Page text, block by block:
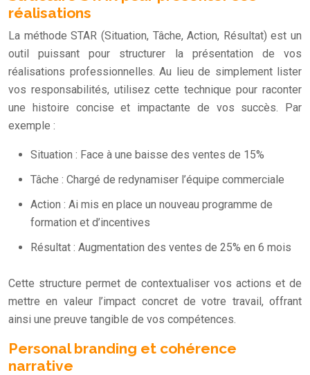
réalisations
La méthode STAR (Situation, Tâche, Action, Résultat) est un
outil puissant pour structurer la présentation de vos
réalisations professionnelles. Au lieu de simplement lister
vos responsabilités, utilisez cette technique pour raconter
une histoire concise et impactante de vos succès. Par
exemple :
Situation : Face à une baisse des ventes de 15%
Tâche : Chargé de redynamiser l’équipe commerciale
Action : Ai mis en place un nouveau programme de
formation et d’incentives
Résultat : Augmentation des ventes de 25% en 6 mois
Cette structure permet de contextualiser vos actions et de
mettre en valeur l’impact concret de votre travail, offrant
ainsi une preuve tangible de vos compétences.
Personal branding et cohérence
narrative